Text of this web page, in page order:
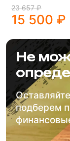
23 657 ₽
15 500 ₽
Не
подберем